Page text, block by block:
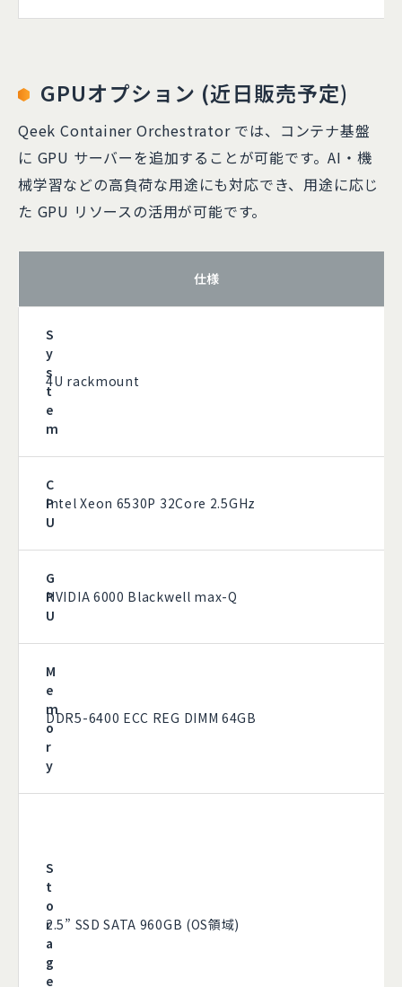
GPUオプション (近日販売予定)
Qeek Container Orchestrator では、コンテナ基盤
に GPU サーバーを追加することが可能です。AI・機
械学習などの高負荷な用途にも対応でき、用途に応じ
た GPU リソースの活用が可能です。
仕様
S
y
s
t
e
m
4U rackmount
C
P
U
Intel Xeon 6530P 32Core 2.5GHz
G
P
U
NVIDIA 6000 Blackwell max-Q​
M
e
m
o
r
y
DDR5-6400 ECC REG DIMM 64GB
S
t
o
r
a
g
e
2.5” SSD SATA 960GB (OS領域)